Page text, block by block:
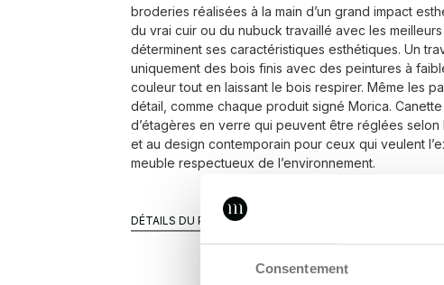
Consentement
broderies réalisées à la main d’un grand impact
du vrai cuir ou du nubuck travaillé avec les
déterminent ses caractéristiques esthétiques. Un
uniquement des bois finis avec des peintures à
couleur tout en laissant le bois respirer. Même les
détail, comme chaque produit signé Morica.
d’étagères en verre qui peuvent être réglées
et au design contemporain pour ceux qui veulent
meuble respectueux de l’environnement.
DÉTAILS DU PRODUIT